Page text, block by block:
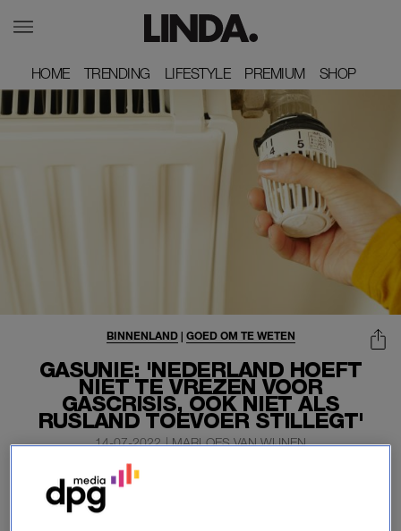
HOME
HOME TRENDING
TRENDING LIFESTYLE
LIFESTYLE PREMIUM
PREMIUM SHOP
SHOP
GASUNIE: 'NEDERLAND HOEFT
NIET TE VREZEN VOOR
GASCRISIS, ÓÓK NIET ALS
RUSLAND TOEVOER STILLEGT'
BINNENLAND| GOED OM TE WETEN
14-07-2022 | MARLOES VAN WIJNEN
Nederland hoeft deze winter niet te vrezen voor een
gascrisis, mocht de toevoer van Russisch gas